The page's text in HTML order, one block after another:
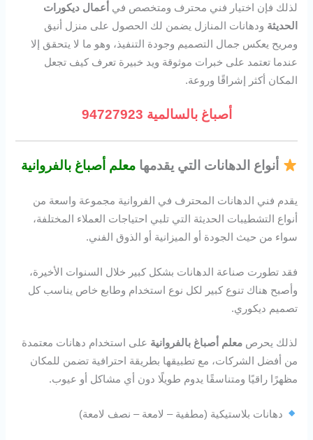
لذلك فإن اختيار فني محترف ومتخصص في
أعمال ديكورات
الحديثة ودهانات المنازل يضمن لك الحصول على منزل أنيق
ومريح يعكس جمال التصميم وجودة التنفيذ، وهو ما لا يتحقق إلا
عندما تعتمد على خبرات موثوقة ويد خبيرة تعرف كيف تجعل
المكان أكثر إشراقًا وروعة.
أصباغ بالسالمية 94727923
أنواع الدهانات التي يقدمها معلم أصباغ بالفروانية
يقدم فني الدهانات المحترف في الفروانية مجموعة واسعة من
أنواع التشطيبات الحديثة التي تلبي احتياجات العملاء المختلفة،
سواء من حيث الجودة أو الميزانية أو الذوق الفني.
فقد تطورت صناعة الدهانات بشكل كبير خلال السنوات الأخيرة،
وأصبح هناك تنوع كبير لكل نوع استخدام وطابع خاص يناسب كل
تصميم ديكوري.
لذلك يحرصمعلم أصباغ بالفروانية على استخدام دهانات معتمدة
من أفضل الشركات، مع تطبيقها بطريقة احترافية تضمن للمكان
مظهرًا راقيًا ومتناسقًا يدوم طويلًا دون أي مشاكل أو عيوب.
دهانات بلاستيكية (مطفية – لامعة – نصف لامعة)